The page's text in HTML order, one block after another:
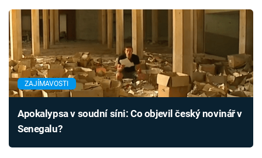
ZAJÍMAVOSTI
Apokalypsa v soudní síni: Co objevil český novinář v
Senegalu?